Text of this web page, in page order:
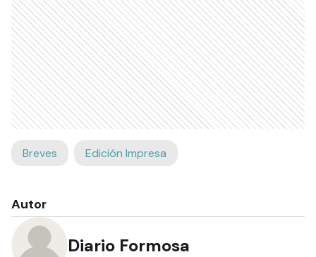
Breves Edición Impresa
Autor
Diario Formosa